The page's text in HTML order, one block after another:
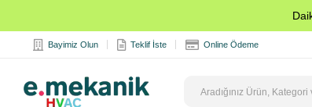
Bayimiz Olun Teklif İste Online Ödeme